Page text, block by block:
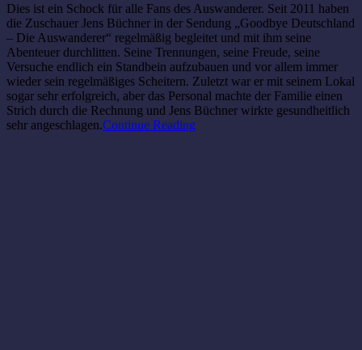
Dies ist ein Schock für alle Fans des Auswanderer. Seit 2011 haben
die Zuschauer Jens Büchner in der Sendung „Goodbye Deutschland
– Die Auswanderer“ regelmäßig begleitet und mit ihm seine
Abenteuer durchlitten. Seine Trennungen, seine Freude, seine
Versuche endlich ein Standbein aufzubauen und vor allem immer
wieder sein regelmäßiges Scheitern. Zuletzt war er mit seinem Lokal
sogar sehr erfolgreich, aber das Personal machte der Familie einen
Strich durch die Rechnung und Jens Büchner wirkte gesundheitlich
sehr angeschlagen.Continue Reading